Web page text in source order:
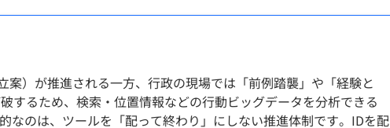
）が推進される一方、行政の現場では「前例踏襲」や「経験と
するため、検索・位置情報などの行動ビッグデータを分析できる
なのは、ツールを「配って終わり」にしない推進体制です。IDを配